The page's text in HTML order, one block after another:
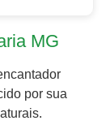
MG
por sua